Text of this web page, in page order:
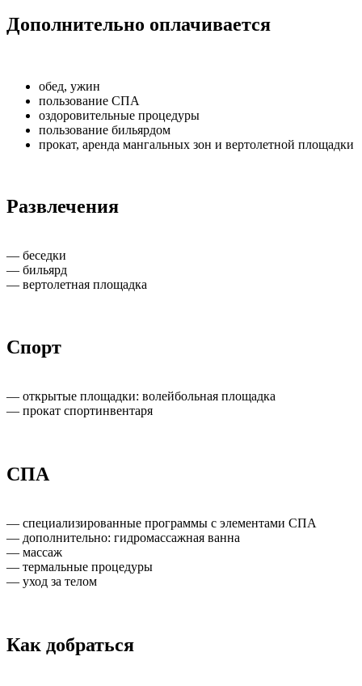
Дополнительно оплачивается
обед, ужин
пользование СПА
оздоровительные процедуры
пользование бильярдом
прокат, аренда мангальных зон и вертолетной площадки
Развлечения
— беседки
— бильярд
— вертолетная площадка
Спорт
— открытые площадки: волейбольная площадка
— прокат спортинвентаря
СПА
— специализированные программы с элементами СПА
— дополнительно: гидромассажная ванна
— массаж
— термальные процедуры
— уход за телом
Как добраться